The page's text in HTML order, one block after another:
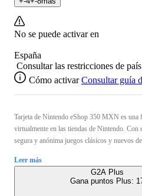
No se puede activar en
España
Consultar las restricciones de país
Cómo activar Consultar guía
Tarjeta de Nintendo eShop 350 MXN es una
virtualmente en las tiendas de Nintendo. Con
segura y anónima juegos clásicos y nuevos
Leer más
G2A Plus
Gana puntos Plus: